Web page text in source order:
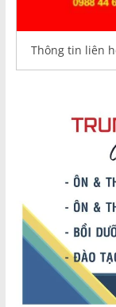
Thông tin liên